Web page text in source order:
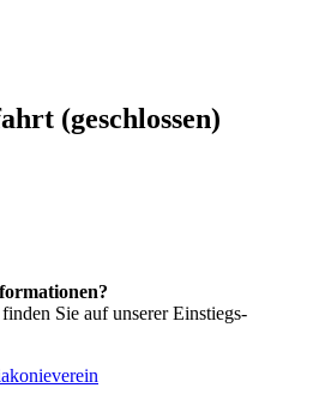
(geschlossen)
Sie auf unserer Einstiegs-